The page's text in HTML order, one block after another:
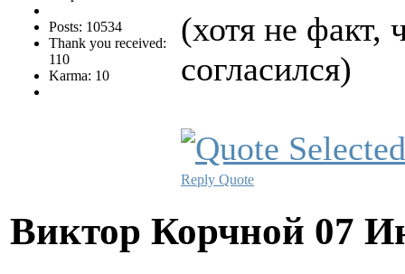
Posts: 10534
Thank you received:
110
Karma: 10
(хотя не факт,
согласился)
Reply Quote
Виктор Корчной 07